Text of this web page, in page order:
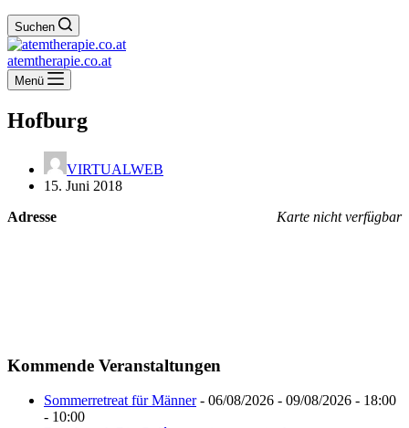
Suchen
atemtherapie.co.at
Menü
Hofburg
VIRTUALWEB
15. Juni 2018
Karte nicht verfügbar
Adresse
Kommende Veranstaltungen
Sommerretreat für Männer- 06/08/2026 - 09/08/2026 - 18:00
- 10:00